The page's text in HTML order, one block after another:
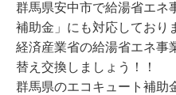
群馬県安中市で給湯省エネ
補助金」にも対応しており
経済産業省の給湯省エネ事
替え交換しましょう！！
群馬県のエコキュート補助